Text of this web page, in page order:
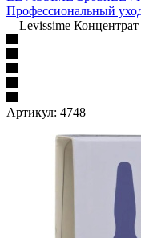
Профессиональный
—Levissime
Артикул: 4748